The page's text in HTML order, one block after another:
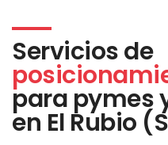
Servicios de
para pymes
en El Rubio